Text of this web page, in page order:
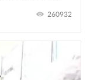
260932